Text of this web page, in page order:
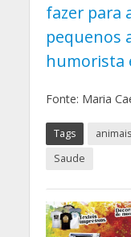
fazer para
pequenos
humorista
Fonte: Maria
Tags animais
Saude